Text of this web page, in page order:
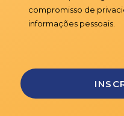
compromisso de
informações pessoais.